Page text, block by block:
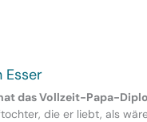
Esser
das Vollzeit-Papa-
die er liebt, als